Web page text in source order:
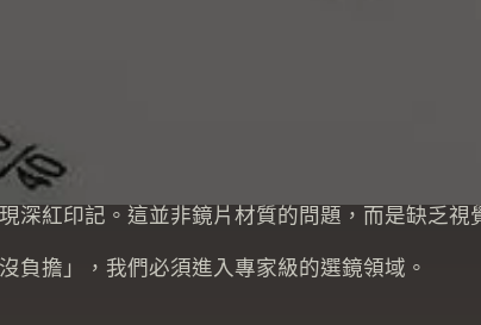
200 度的配戴者而言，配鏡最痛苦的莫過於：明
深紅印記。這並非鏡片材質的問題，而是缺乏
負擔」，我們必須進入專家級的選鏡領域。